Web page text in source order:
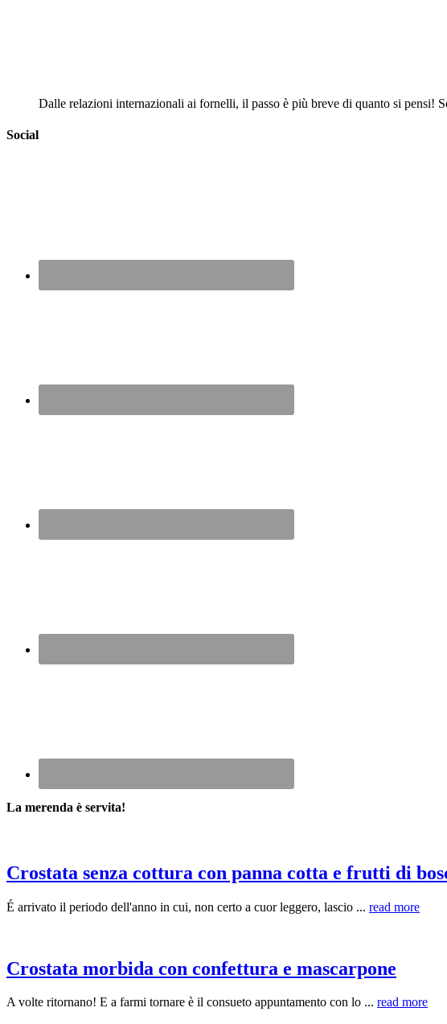
Dalle relazioni internazionali ai fornelli, il passo è più breve di quanto si pensi!
Social
La merenda è servita!
Crostata senza cottura con panna cotta e frutti di
É arrivato il periodo dell'anno in cui, non certo a cuor leggero, lascio ... read more
Crostata morbida con confettura e mascarpone
A volte ritornano! E a farmi tornare è il consueto appuntamento con lo ... read more